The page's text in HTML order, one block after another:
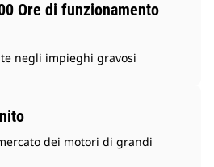
Ore di funzionamento
negli impieghi gravosi
dei motori di grandi